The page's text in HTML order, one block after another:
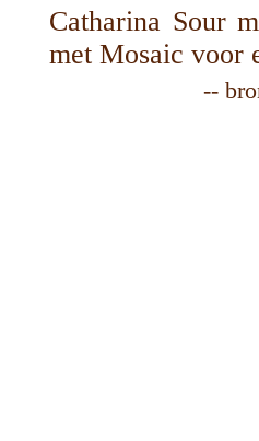
Catharina Sour
met Mosaic voor
--